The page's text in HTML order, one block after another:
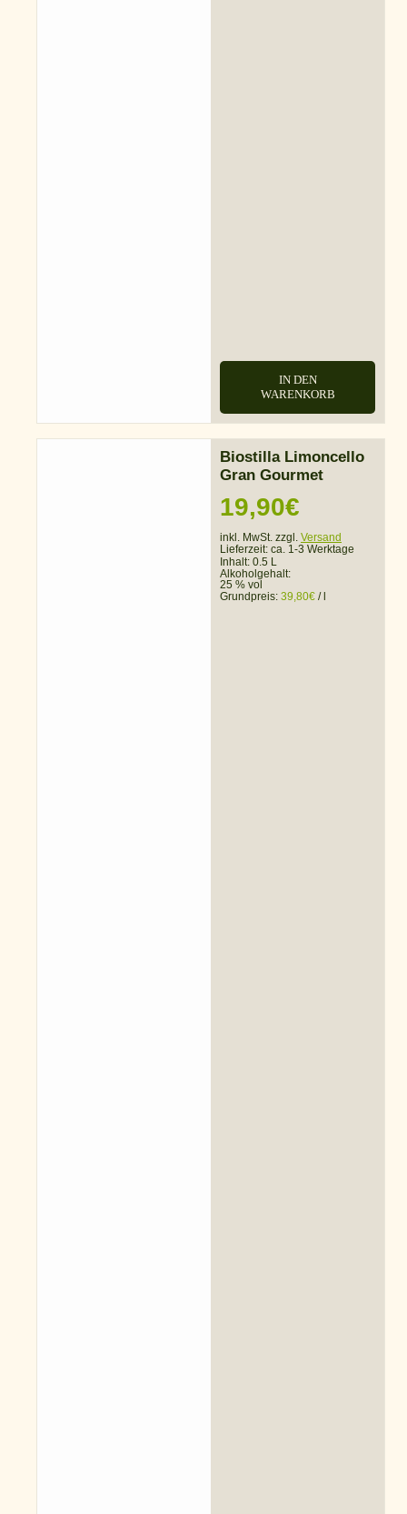
IN DEN
WARENKORB
Biostilla Limoncello
Gran Gourmet
19,90€
inkl. MwSt. zzgl. Versand
Lieferzeit: ca. 1-3 Werktage
Inhalt: 0.5 L
Alkoholgehalt:
25 % vol
Grundpreis: 39,80€ /